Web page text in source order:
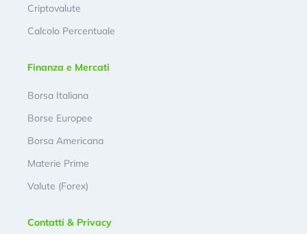
Criptovalute
Calcolo Percentuale
Finanza e Mercati
Borsa Italiana
Borse Europee
Borsa Americana
Materie Prime
Valute (Forex)
Contatti & Privacy